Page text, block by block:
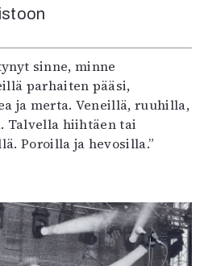
sinne, minne
parhaiten pääsi,
ja merta. Veneillä, ruuhilla,
hiihtäen tai
Poroilla ja hevosilla.”